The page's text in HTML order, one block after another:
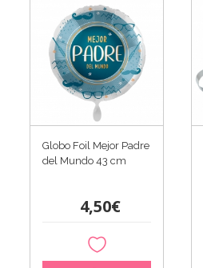
Globo Foil Mejor Padre
del Mundo 43 cm
4,50€